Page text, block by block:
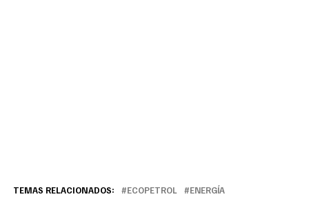
TEMAS RELACIONADOS: ECOPETROL
ENERGÍA